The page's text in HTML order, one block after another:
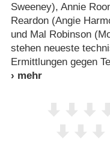
Sweeney), Annie
Reardon (Angie
und Mal Robinson
stehen neueste
Ermittlungen gegen